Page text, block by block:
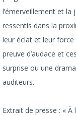
l’émerveillement et la
ressentis dans la
leur éclat et leur force
preuve d’audace et
surprise ou une
auditeurs.
Extrait de presse : «